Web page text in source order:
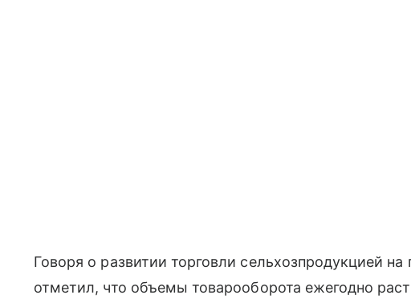
Говоря о развитии торговли сельхозпродукцией
отметил, что объемы товарооборота ежегодно